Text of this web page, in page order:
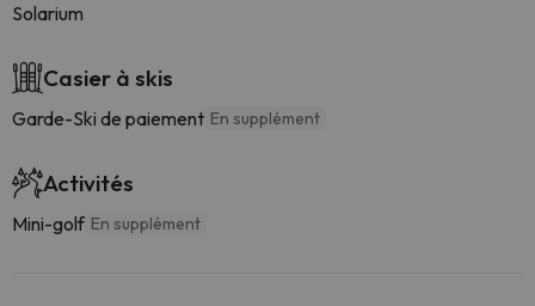
Solarium
Casier à skis
Garde-Ski de paiement En supplément
Activités
Mini-golf En supplément